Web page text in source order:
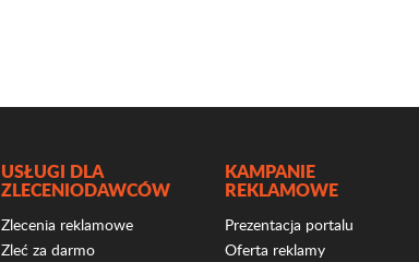
USŁUGI DLA
ZLECENIODAWCÓW
Zlecenia reklamowe
Zleć za darmo
KAMPANIE
REKLAMOWE
Prezentacja portalu
Oferta reklamy